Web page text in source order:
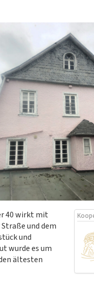
40 wirkt mit
und dem
und
wurde es um
ältesten